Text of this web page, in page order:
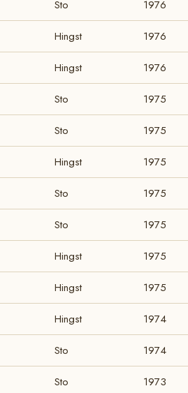
Sto 1976
Hingst 1976
Hingst 1976
Sto 1975
Sto 1975
Hingst 1975
Sto 1975
Sto 1975
Hingst 1975
Hingst 1975
Hingst 1974
Sto 1974
Sto 1973